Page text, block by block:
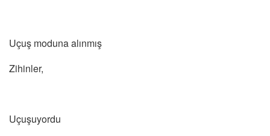
Uçuş moduna alınmış
Zihinler,
Uçuşuyordu